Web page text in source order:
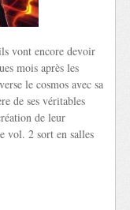
vont encore devoir
mois après les
le cosmos avec sa
de ses véritables
de leur
vol. 2 sort en salles